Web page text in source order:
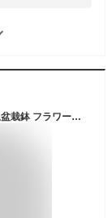
PEWETE カボチャプランター 植木鉢 コンテナ 卓上盆栽鉢 フラワーポット ハロウィン デコレーション ガーデン パティオ ホーム 屋内 屋外用